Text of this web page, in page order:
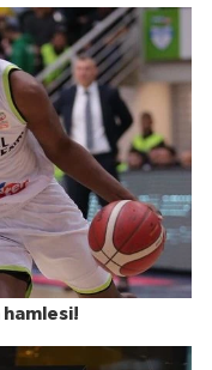
hamlesi!